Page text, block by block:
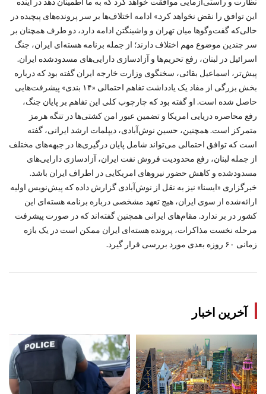
این توافق را نقض نخواهد کرد.» ادامه اختلاف‌ها بر سر پرونده‌های پیچیده در
حالی‌که گفت‌وگوها میان تهران و واشینگتن ادامه دارد، دو طرف همچنان بر
سر چندین موضوع مهم اختلاف دارند؛ از جمله برنامه هسته‌ای ایران، جنگ
اسرائیل در لبنان، رفع تحریم‌ها و آزادسازی دارایی‌های مسدودشده ایران.
پیش‌تر، اسماعیل بقائی، سخنگوی وزارت خارجه ایران گفته بود که درباره
بخش بزرگی از مفاد یک یادداشت تفاهم احتمالی «۱۴ بندی» پیشرفت‌هایی
حاصل شده است. او گفته بود که چارچوب کلی این تفاهم بر پایان جنگ،
رفع محاصره دریایی امریکا و تضمین عبور امن کشتی‌ها در تنگه هرمز
متمرکز است. همچنین، حسین نوش‌آبادی، دیپلمات ارشد ایرانی، گفته
است که توافق احتمالی می‌تواند شامل پایان درگیری‌ها در جبهه‌های مختلف
از جمله لبنان، رفع محدودیت فروش نفت ایران، آزادسازی دارایی‌های
مسدودشده و کاهش حضور نیروهای امریکایی در اطراف ایران باشد.
خبرگزاری «ایسنا» نیز به نقل از نوش‌آبادی گزارش داده که پیش‌نویس اولیه
ارائه‌شده از سوی ایران، هیچ تعهد مشخصی درباره برنامه هسته‌ای این
کشور در بر ندارد. مقام‌های ایرانی همچنین گفته‌اند که در صورت پیشرفت
مرحله نخست مذاکرات، پرونده هسته‌ای ایران ممکن است در یک بازه
زمانی ۶۰ روزه بعدی مورد بررسی قرار گیرد.
آخرین اخبار